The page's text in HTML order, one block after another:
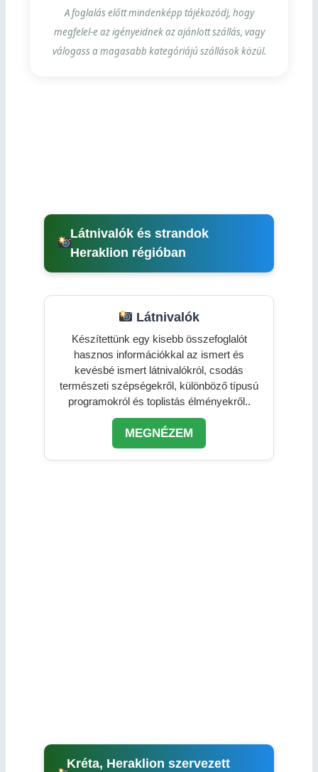
A foglalás előtt mindenképp tájékozódj, hogy
megfelel-e az igényeidnek az ajánlott szállás, vagy
válogass a magasabb kategóriájú szállások közül.
Látnivalók és strandok
Heraklion régióban
Látnivalók
Készítettünk egy kisebb összefoglalót
hasznos információkkal az ismert és
kevésbé ismert látnivalókról, csodás
természeti szépségekről, különböző típusú
programokról és toplistás élményekről..
MEGNÉZEM
Kréta, Heraklion szervezett